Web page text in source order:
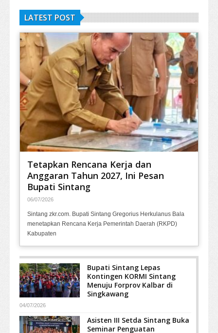
LATEST POST
Tetapkan Rencana Kerja dan
Anggaran Tahun 2027, Ini Pesan
Bupati Sintang
06/07/2026
Sintang zkr.com. Bupati Sintang Gregorius Herkulanus Bala
menetapkan Rencana Kerja Pemerintah Daerah (RKPD)
Kabupaten
Bupati Sintang Lepas
Kontingen KORMI Sintang
Menuju Forprov Kalbar di
Singkawang
04/07/2026
Asisten III Setda Sintang Buka
Seminar Penguatan